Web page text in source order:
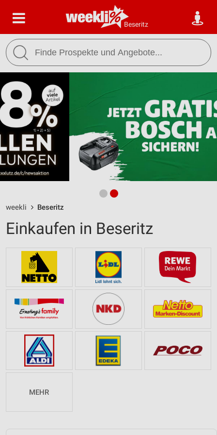
Beseritz
weekli Beseritz
Einkaufen in Beseritz
MEHR